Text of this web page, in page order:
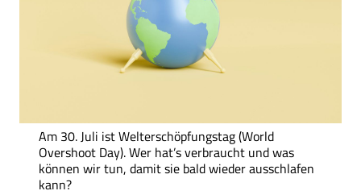
Am 30. Juli ist Welterschöpfungstag (World
Overshoot Day). Wer hat’s verbraucht und was
können wir tun, damit sie bald wieder ausschlafen
kann?